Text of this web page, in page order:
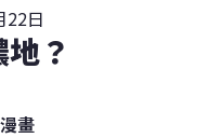
22日
？
畫